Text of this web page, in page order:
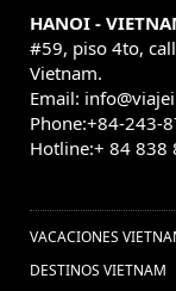
HANOI -
#59, piso 4to,
Vietnam.
Email:
Phone:+84-243-
Hotline:+ 84 838
VACACIONES
DESTINOS VIETNAM